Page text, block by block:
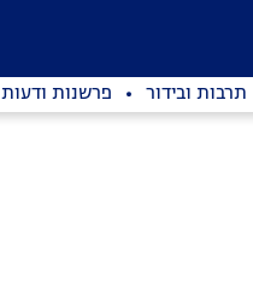
תרבות ובידור פרשנות ודעות